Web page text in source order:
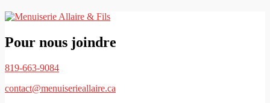
Pour nous joindre
819-663-9084
contact@menuiserieallaire.ca